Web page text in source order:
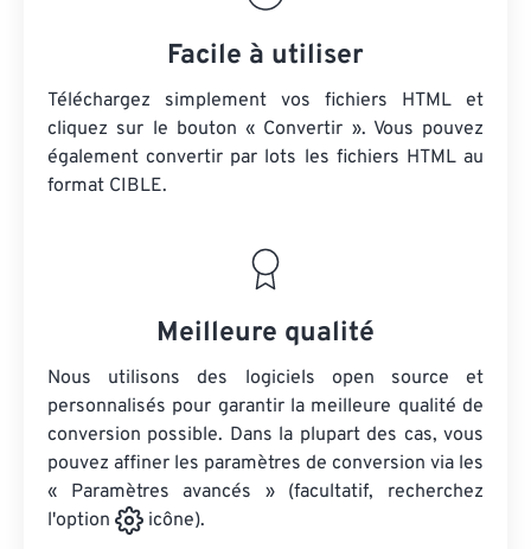
Facile à utiliser
Téléchargez simplement vos fichiers HTML et
cliquez sur le bouton « Convertir ». Vous pouvez
également convertir par lots les fichiers HTMLau
format CIBLE.
Meilleure qualité
Nous utilisons des logiciels open source et
personnalisés pour garantir la meilleure qualité de
conversion possible. Dans la plupart des cas, vous
pouvez affiner les paramètres de conversion via les
« Paramètres avancés » (facultatif, recherchez
l'option
icône).